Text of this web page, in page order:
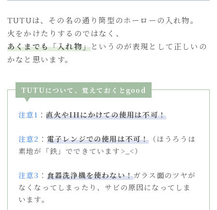
TUTUは、その名の通り筒型のホーローの入れ物。
火をかけたりするのではなく、
あくまでも「入れ物」というのが表現として正しいの
かなと思います。
TUTUについて、覚えておくとgood
注意1 ： 直火やIHにかけての使用は不可！
注意2 ： 電子レンジでの使用は不可！ （ほうろうは
素地が「鉄」でできています>_<）
注意3 ： 食器洗浄機を使わない！ガラス面のツヤが
なくなってしまったり、サビの原因になってしま
います。